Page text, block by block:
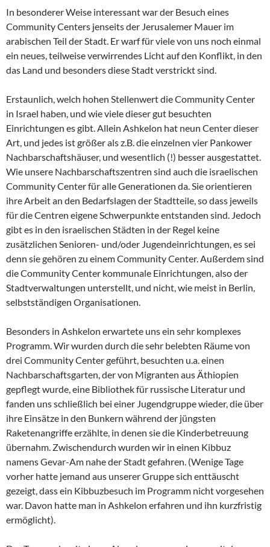
In besonderer Weise interessant war der Besuch eines
Community Centers jenseits der Jerusalemer Mauer im
arabischen Teil der Stadt. Er warf für viele von uns noch einmal
ein neues, teilweise verwirrendes Licht auf den Konflikt, in den
das Land und besonders diese Stadt verstrickt sind.
Erstaunlich, welch hohen Stellenwert die Community Center
in Israel haben, und wie viele dieser gut besuchten
Einrichtungen es gibt. Allein Ashkelon hat neun Center dieser
Art, und jedes ist größer als z.B. die einzelnen vier Pankower
Nachbarschaftshäuser, und wesentlich (!) besser ausgestattet.
Wie unsere Nachbarschaftszentren sind auch die israelischen
Community Center für alle Generationen da. Sie orientieren
ihre Arbeit an den Bedarfslagen der Stadtteile, so dass jeweils
für die Centren eigene Schwerpunkte entstanden sind. Jedoch
gibt es in den israelischen Städten in der Regel keine
zusätzlichen Senioren- und/oder Jugendeinrichtungen, es sei
denn sie gehören zu einem Community Center. Außerdem sind
die Community Center kommunale Einrichtungen, also der
Stadtverwaltungen unterstellt, und nicht, wie meist in Berlin,
selbstständigen Organisationen.
Besonders in Ashkelon erwartete uns ein sehr komplexes
Programm. Wir wurden durch die sehr belebten Räume von
drei Community Center geführt, besuchten u.a. einen
Nachbarschaftsgarten, der von Migranten aus Äthiopien
gepflegt wurde, eine Bibliothek für russische Literatur und
fanden uns schließlich bei einer Jugendgruppe wieder, die über
ihre Einsätze in den Bunkern während der jüngsten
Raketenangriffe erzählte, in denen sie die Kinderbetreuung
übernahm. Zwischendurch wurden wir in einen Kibbuz
namens Gevar-Am nahe der Stadt gefahren. (Wenige Tage
vorher hatte jemand aus unserer Gruppe sich enttäuscht
gezeigt, dass ein Kibbuzbesuch im Programm nicht vorgesehen
war. Davon hatte man in Ashkelon erfahren und ihn kurzfristig
ermöglicht).